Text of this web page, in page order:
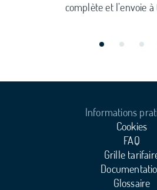
complète et l’envoie à
Informations
Cookies
FAQ
Grille
Glossaire